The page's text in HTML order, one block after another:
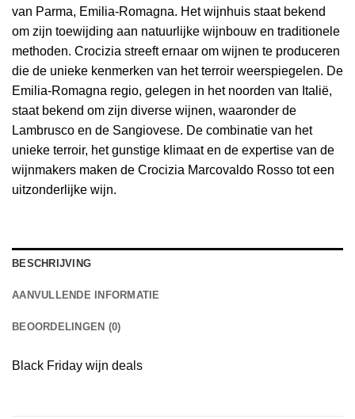
van Parma, Emilia-Romagna. Het wijnhuis staat bekend
om zijn toewijding aan natuurlijke wijnbouw en traditionele
methoden. Crocizia streeft ernaar om wijnen te produceren
die de unieke kenmerken van het terroir weerspiegelen. De
Emilia-Romagna regio, gelegen in het noorden van Italië,
staat bekend om zijn diverse wijnen, waaronder de
Lambrusco en de Sangiovese. De combinatie van het
unieke terroir, het gunstige klimaat en de expertise van de
wijnmakers maken de Crocizia Marcovaldo Rosso tot een
uitzonderlijke wijn.
BESCHRIJVING
AANVULLENDE INFORMATIE
BEOORDELINGEN (0)
Black Friday wijn deals